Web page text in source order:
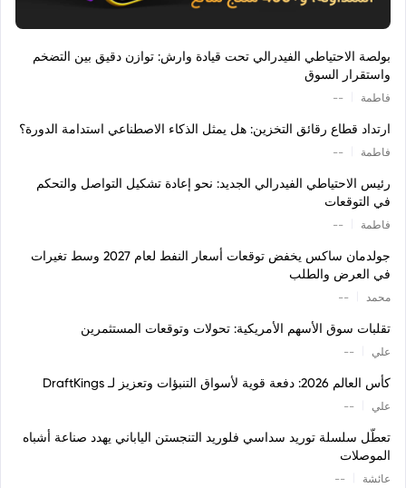
بولصة الاحتياطي الفيدرالي تحت قيادة وارش: توازن دقيق بين التضخم
واستقرار السوق
فاطمة --
ارتداد قطاع رقائق التخزين: هل يمثل الذكاء الاصطناعي استدامة الدورة؟
فاطمة --
رئيس الاحتياطي الفيدرالي الجديد: نحو إعادة تشكيل التواصل والتحكم
في التوقعات
فاطمة --
جولدمان ساكس يخفض توقعات أسعار النفط لعام 2027 وسط تغيرات
في العرض والطلب
محمد --
تقلبات سوق الأسهم الأمريكية: تحولات وتوقعات المستثمرين
علي --
كأس العالم 2026: دفعة قوية لأسواق التنبؤات وتعزيز لـ DraftKings
علي --
تعطّل سلسلة توريد سداسي فلوريد التنجستن الياباني يهدد صناعة أشباه
الموصلات
عائشة --